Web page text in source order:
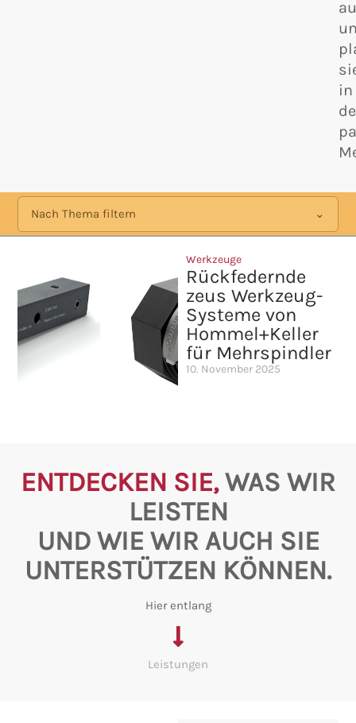
in
Nach Thema filtern
Werkzeuge
Rückfedernde
zeus Werkzeug-
Systeme von
Hommel+Keller
für Mehrspindler
10. November 2025
ENTDECKEN SIE,WAS WIR
LEISTEN
UND WIE WIR AUCH SIE
UNTERSTÜTZEN KÖNNEN.
Hier entlang
Leistungen